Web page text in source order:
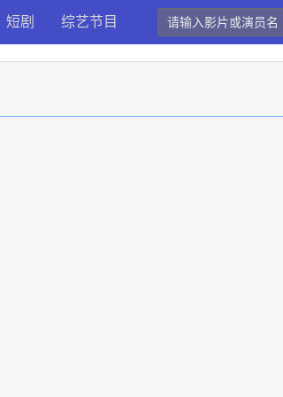
短剧 综艺节目